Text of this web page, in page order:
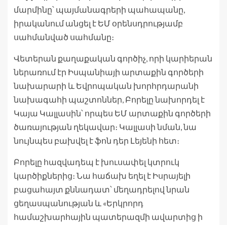
մարմինը՝ պայմանագրերի պահապանը,
իրականում անցել է ԵՄ օրենսդրությամբ
սահմանված սահմանը։
Վետերան քաղաքական գործիչ, որի կարիերան
ներառում էր Իսպանիայի արտաքին գործերի
նախարարի և Եվրոպական խորհրդարանի
նախագահի պաշտոններ, Բորելը նախորդել է
Կայա Կալլասին՝ որպես ԵՄ արտաքին գործերի
ծառայության ղեկավար։ Կալլասի նման, նա
նույնպես բախվել է ֆոն դեր Լեյենի հետ։
Բորելը հազվադեպ է խուսափել կտրուկ
կարծիքներից։ Նա հաճախ եղել է Իսրայելի
բացահայտ քննադատ՝ մեղադրելով նրան
ցեղասպանության և «Երկրորդ
համաշխարհային պատերազմի ավարտից ի